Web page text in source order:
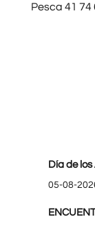
Pesca 41 74
Día de
05-08-